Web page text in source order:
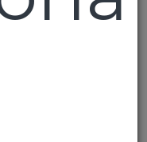
Rosa colli